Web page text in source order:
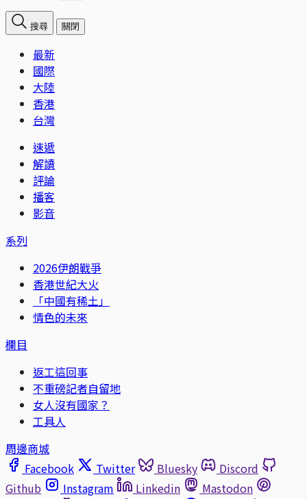
搜尋 關閉
最新
國際
大陸
香港
台灣
速遞
解讀
評論
播客
影音
系列
2026伊朗戰爭
香港世紀大火
「中國有稀土」
情色的未來
欄目
返工這回事
不重磅記者自留地
女人沒有國家？
工具人
周邊商城
Facebook
Twitter Bluesky
Discord
Github
Instagram Linkedin
Mastodon